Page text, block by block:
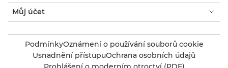
Můj účet
PodmínkyOznámení o používání souborů cookie
Usnadnění přístupuOchrana osobních údajů